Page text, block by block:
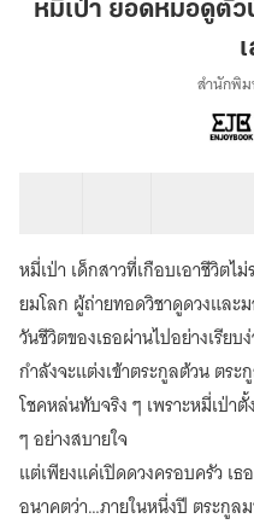
ชะตา
เล่ม
8
หมี่เป่า ยอดหมอดูตั
สำนักพิ
หมี่เป่า เด็กสาวที่เกือบเอาชีวิต
ยมโลก ผู้ถ่ายทอดวิชาดูดวงและ
วันชีวิตของเธอผ่านไปอย่างเรีย
กำลังจะแต่งเข้าตระกูลต้วน ตร
โชคหล่นทับจริง ๆ เพราะหมี่เป่า
ๆ อย่างสบายใจ
แต่เพียงแค่เปิดดวงครอบครัว เ
อนาคตว่า…ภายในหนึ่งปี ตระกูล